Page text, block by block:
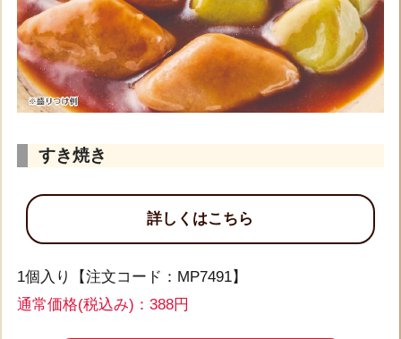
すき焼き
詳しくはこちら
1個入り【注文コード：MP7491】
通常価格(税込み)： 388円